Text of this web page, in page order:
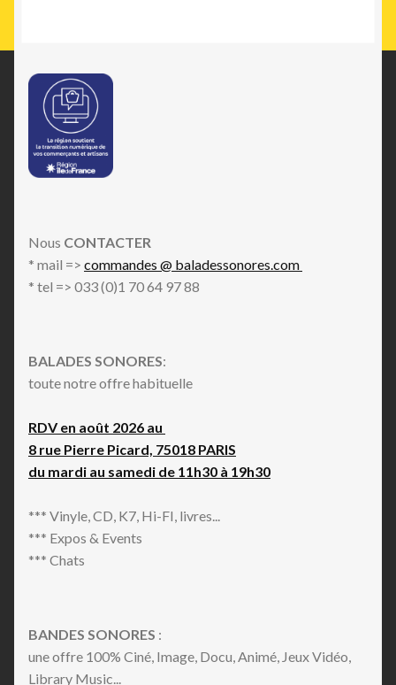
Nous CONTACTER
* mail => commandes @ baladessonores.com
* tel => 033 (0)1 70 64 97 88
BALADES SONORES:
toute notre offre habituelle
RDV en août 2026 au
8 rue Pierre Picard, 75018 PARIS
du mardi au samedi de 11h30 à 19h30
*** Vinyle, CD, K7, Hi-FI, livres...
*** Expos & Events
*** Chats
BANDES SONORES :
une offre 100% Ciné, Image, Docu, Animé, Jeux Vidéo,
Library Music...